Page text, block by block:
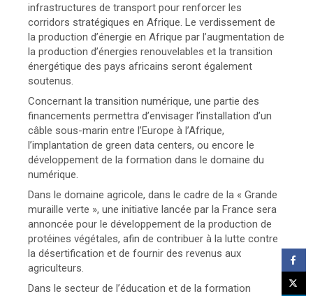
infrastructures de transport pour renforcer les
corridors stratégiques en Afrique. Le verdissement de
la production d’énergie en Afrique par l’augmentation de
la production d’énergies renouvelables et la transition
énergétique des pays africains seront également
soutenus.
Concernant la transition numérique, une partie des
financements permettra d’envisager l’installation d’un
câble sous-marin entre l’Europe à l’Afrique,
l’implantation de green data centers, ou encore le
développement de la formation dans le domaine du
numérique.
Dans le domaine agricole, dans le cadre de la « Grande
muraille verte », une initiative lancée par la France sera
annoncée pour le développement de la production de
protéines végétales, afin de contribuer à la lutte contre
la désertification et de fournir des revenus aux
agriculteurs.
Dans le secteur de l’éducation et de la formation